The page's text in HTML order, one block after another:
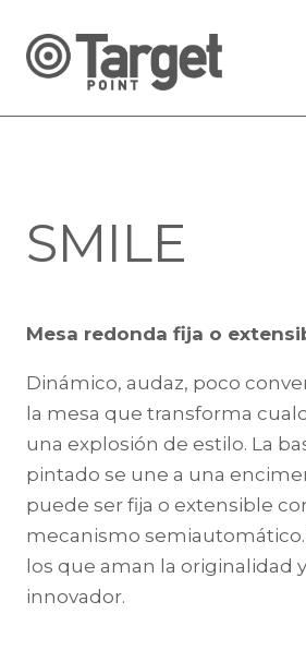
SMILE
Mesa redonda fija o
Dinámico, audaz, poco
la mesa que transforma
una explosión de estilo. La
pintado se une a una
puede ser fija o extensible
mecanismo
los que aman la originalidad
innovador.